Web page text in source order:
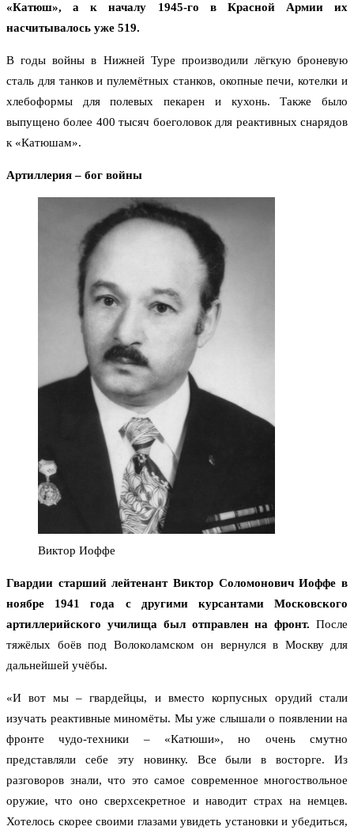
«Катюш», а к началу 1945-го в Красной Армии их
насчитывалось уже 519.
В годы войны в Нижней Туре производили лёгкую броневую
сталь для танков и пулемётных станков, окопные печи, котелки и
хлебоформы для полевых пекарен и кухонь. Также было
выпущено более 400 тысяч боеголовок для реактивных снарядов
к «Катюшам».
Артиллерия – бог войны
Виктор Иоффе
Гвардии старший лейтенант Виктор Соломонович Иоффе в
ноябре 1941 года с другими курсантами Московского
артиллерийского училища был отправлен на фронт. После
тяжёлых боёв под Волоколамском он вернулся в Москву для
дальнейшей учёбы.
«И вот мы – гвардейцы, и вместо корпусных орудий стали
изучать реактивные миномёты. Мы уже слышали о появлении на
фронте чудо-техники – «Катюши», но очень смутно
представляли себе эту новинку. Все были в восторге. Из
разговоров знали, что это самое современное многоствольное
оружие, что оно сверхсекретное и наводит страх на немцев.
Хотелось скорее своими глазами увидеть установки и убедиться,